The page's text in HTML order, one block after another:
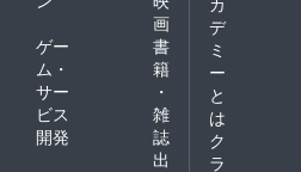
画
ゲー
ム・
サー
ビス
開発
書
籍
・
雑
誌
出
デ
ミ
ー
と
は
ク
ラ